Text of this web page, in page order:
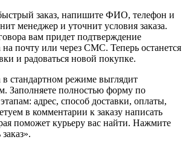
заказ, напишите ФИО, телефон и
менеджер и уточнит условия заказа.
вам придет подтверждение
почту или через СМС. Теперь останется
и радоваться новой покупке.
стандартном режиме выглядит
Заполняете полностью форму по
адрес, способ доставки, оплаты,
в комментарии к заказу написать
поможет курьеру вас найти. Нажмите